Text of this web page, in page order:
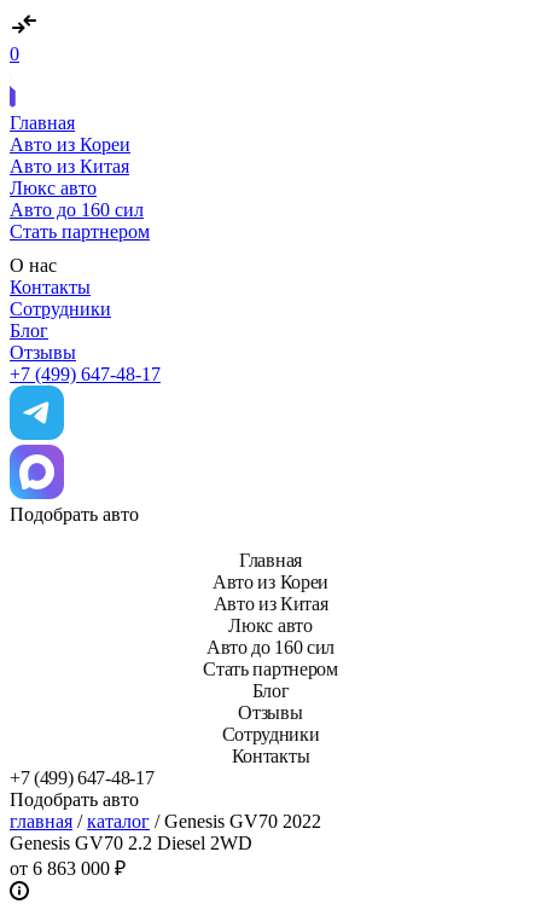
0
Главная
Авто из Кореи
Авто из Китая
Люкс авто
Авто до 160 сил
Стать партнером
О нас
Контакты
Сотрудники
Блог
Отзывы
+7 (499) 647-48-17
Подобрать авто
Главная
Авто из Кореи
Авто из Китая
Люкс авто
Авто до 160 сил
Стать партнером
Блог
Отзывы
Сотрудники
Контакты
+7 (499) 647-48-17
Подобрать авто
главная / каталог / Genesis GV70 2022
Genesis GV70 2.2 Diesel 2WD
от 6 863 000 ₽